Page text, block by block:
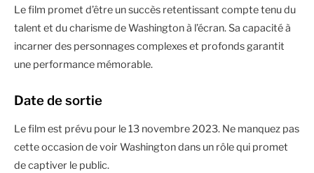
Le film promet d’être un succès retentissant compte tenu du
talent et du charisme de Washington à l’écran. Sa capacité à
incarner des personnages complexes et profonds garantit
une performance mémorable.
Date de sortie
Le film est prévu pour le 13 novembre 2023. Ne manquez pas
cette occasion de voir Washington dans un rôle qui promet
de captiver le public.